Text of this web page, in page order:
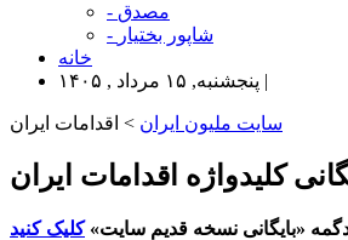
- مصدق
- شاپور بختیار
خانه
پنجشنبه, ۱۵ مرداد , ۱۴۰۵ |
سایت ملیون ایران > اقدامات ایران
کلیدواژه اقدامات ایران
«بایگانی نسخه قدیم سایت»کلیک کنید